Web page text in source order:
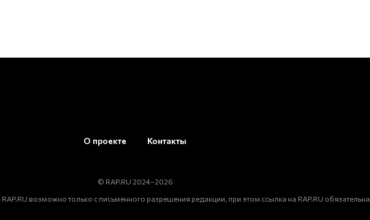
О проекте Контакты
© RAP.RU 2024–2026
возможно только с письменного разрешения редакции, при этом ссылка на RAP.RU обязательна